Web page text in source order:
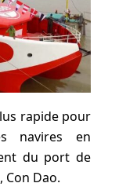
rapide pour
navires en
du port de
Con Dao.